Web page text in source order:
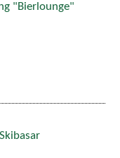
"Bierlounge"